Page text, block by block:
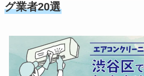
グ業者20選